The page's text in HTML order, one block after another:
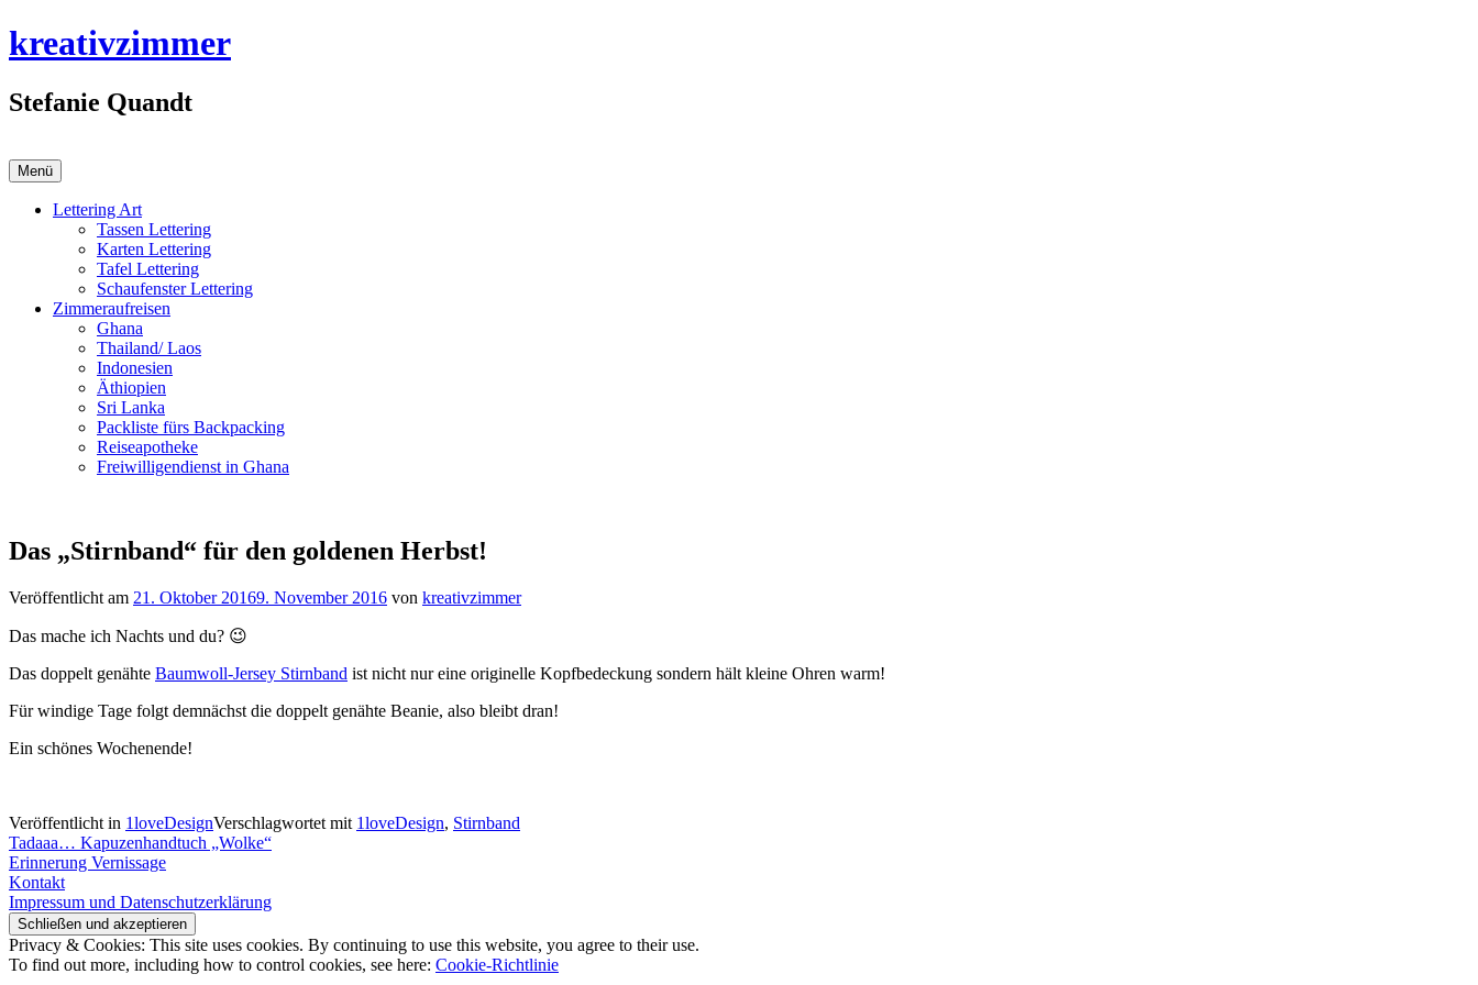
Zum
Inhalt
kreativzimmer
Stefanie Quandt
Menü
Lettering Art
Tassen Lettering
Karten Lettering
Tafel Lettering
Schaufenster Lettering
Zimmeraufreisen
Ghana
Thailand/ Laos
Indonesien
Äthiopien
Sri Lanka
Packliste fürs Backpacking
Reiseapotheke
Freiwilligendienst in Ghana
Das „Stirnband“ für den goldenen Herbst!
Veröffentlicht am 21. Oktober 20169. November 2016 von kreativzimmer
Das mache ich Nachts und du? 😉
Das doppelt genähte Baumwoll-Jersey Stirnband ist nicht nur eine originelle Kopfbedeckung sondern hält kleine Ohren warm!
Für windige Tage folgt demnächst die doppelt genähte Beanie, also bleibt dran!
Ein schönes Wochenende!
Veröffentlicht in 1loveDesignVerschlagwortet mit 1loveDesign, Stirnband
Beitragsnavigation
Tadaaa… Kapuzenhandtuch „Wolke“
Erinnerung Vernissage
Kontakt
Impressum und Datenschutzerklärung
Privacy & Cookies: This site uses cookies. By continuing to use this website, you agree to their use.
To find out more, including how to control cookies, see here: Cookie-Richtlinie